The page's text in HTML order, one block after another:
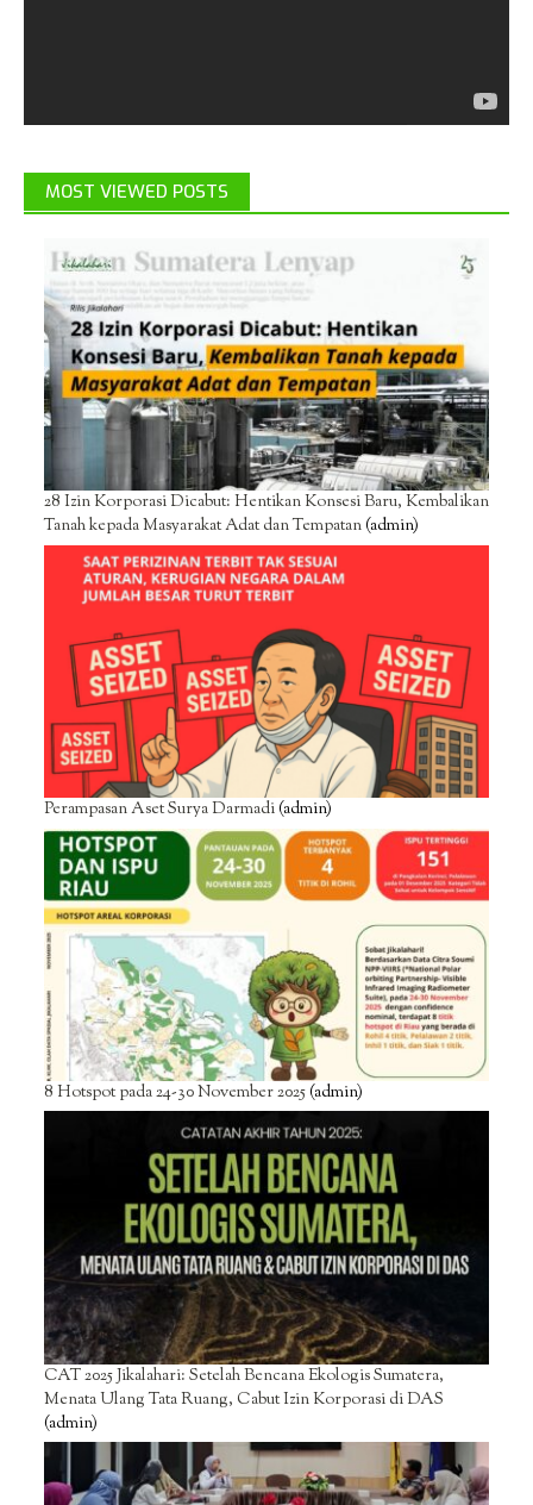
MOST VIEWED POSTS
28 Izin Korporasi Dicabut: Hentikan Konsesi Baru, Kembalikan
Tanah kepada Masyarakat Adat dan Tempatan(admin)
Perampasan Aset Surya Darmadi(admin)
8 Hotspot pada 24-30 November 2025(admin)
CAT 2025 Jikalahari: Setelah Bencana Ekologis Sumatera,
Menata Ulang Tata Ruang, Cabut Izin Korporasi di DAS
(admin)